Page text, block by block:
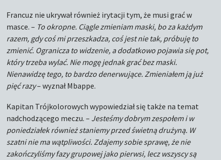
Francuz nie ukrywał również irytacji tym, że musi grać w
masce. – To okropne. Ciągle zmieniam maski, bo za każdym
razem, gdy coś mi przeszkadza, coś jest nie tak, próbuję to
zmienić. Ogranicza to widzenie, a dodatkowo pojawia się pot,
który trzeba wylać. Nie mogę jednak grać bez maski.
Nienawidzę tego, to bardzo denerwujące. Zmieniałem ją już
pięć razy– wyznał Mbappe.
Kapitan Trójkolorowych wypowiedział się także na temat
nadchodzącego meczu. – Jesteśmy dobrym zespołem i w
poniedziałek również staniemy przed świetną drużyną. W
szatni nie ma wątpliwości. Zdajemy sobie sprawę, że nie
zakończyliśmy fazy grupowej jako pierwsi, lecz wszyscy są